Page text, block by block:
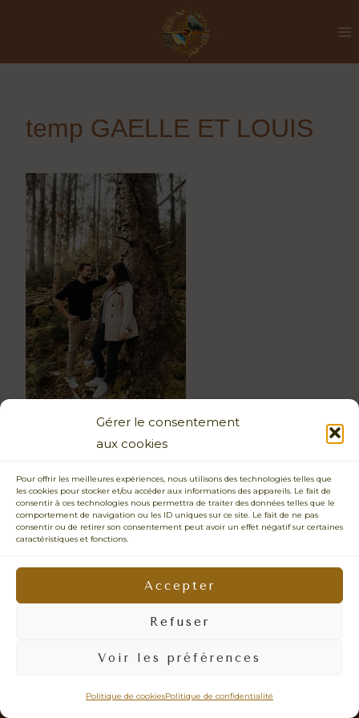
Gérer le consentement
aux cookies
Pour offrir les meilleures expériences, nous utilisons des technologies telles que
les cookies pour stocker et/ou accéder aux informations des appareils. Le fait de
consentir à ces technologies nous permettra de traiter des données telles que le
comportement de navigation ou les ID uniques sur ce site. Le fait de ne pas
consentir ou de retirer son consentement peut avoir un effet négatif sur certaines
caractéristiques et fonctions.
Accepter
Refuser
Voir les préférences
Politique de cookiesPolitique de confidentialité
temp GAELLE ET LOUIS
VRAIES • IMAGES NATURELLES •
PRENDRE LE TEMPS • REGARD BIENVEILLANT • LÂCHER-PRISE •
PHOTOS QUI VOUS RESSEMBLENT • DOUCEUR • PRÉSENCE
© 2026 - Sabrina Dupuy Photographe Portrait, Famille & Mariage Vannes -
Carnac - Arradon - Ploermel - Theix-Noyalo - La Roche Bernard - Muzillac -